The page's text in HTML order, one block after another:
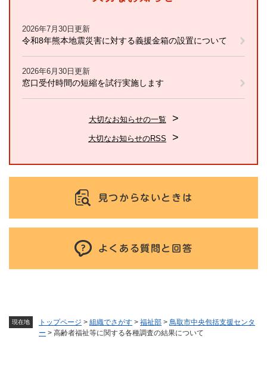
現在地 トップページ > 組織でさがす > 福祉部 > 鳥取市中央包括支援センタ
ー > 高齢者福祉等に関する各種調査の結果について
2026年7月30日更新
令和8年熊本地震災害に対する義援金箱の設置について
2026年6月30日更新
窓口受付時間の短縮を試行実施します
大切なお知らせの一覧
大切なお知らせのRSS
見つからないときは
よくある質問と回答